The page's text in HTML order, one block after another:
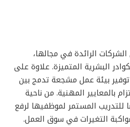
الرائدة في مجالها،
البشرية المتميزة. علاوة على
بيئة عمل مشجعة تدمج بين
بالمعايير المهنية. من ناحية
للتدريب المستمر لموظفيها لرفع
التغيرات في سوق العمل.